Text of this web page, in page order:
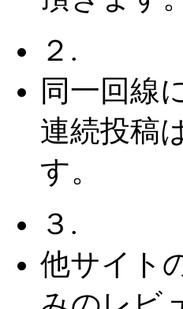
２.
同一回線
連続投稿
す。
３.
他サイト